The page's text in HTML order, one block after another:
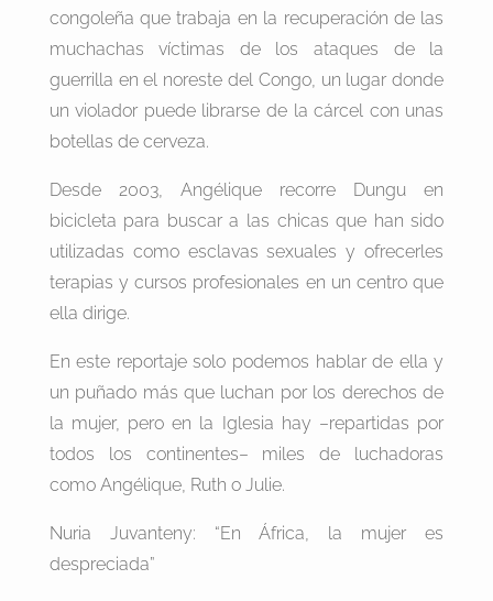
congoleña que trabaja en la recuperación de las
muchachas víctimas de los ataques de la
guerrilla en el noreste del Congo, un lugar donde
un violador puede librarse de la cárcel con unas
botellas de cerveza.
Desde 2003, Angélique recorre Dungu en
bicicleta para buscar a las chicas que han sido
utilizadas como esclavas sexuales y ofrecerles
terapias y cursos profesionales en un centro que
ella dirige.
En este reportaje solo podemos hablar de ella y
un puñado más que luchan por los derechos de
la mujer, pero en la Iglesia hay –repartidas por
todos los continentes– miles de luchadoras
como Angélique, Ruth o Julie.
Nuria Juvanteny: “En África, la mujer es
despreciada”